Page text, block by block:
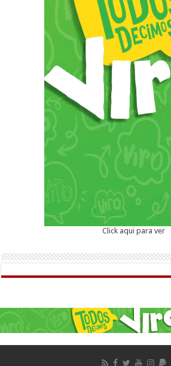
Click aqui para ver